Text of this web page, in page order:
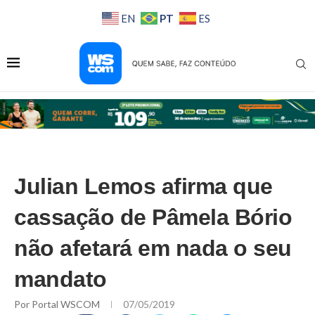
EN PT ES
Julian Lemos afirma que
cassação de Pâmela Bório
não afetará em nada o seu
mandato
Por Portal WSCOM 07/05/2019